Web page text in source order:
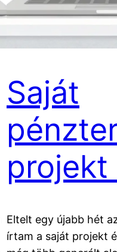
Saját
projekt
Eltelt egy újabb hét
írtam a saját projekt